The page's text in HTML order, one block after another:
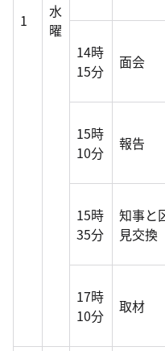
1
水
曜
14時
15分
面会
15時
10分
報告
15時
35分
知事と
見交換
17時
10分
取材